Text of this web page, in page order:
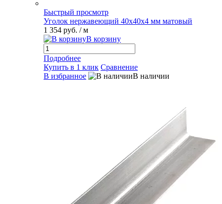
Быстрый просмотр
Уголок нержавеющий 40х40х4 мм матовый
1 354 руб. / м
В корзину
Подробнее
Купить в 1 клик Сравнение
В избранное
В наличии